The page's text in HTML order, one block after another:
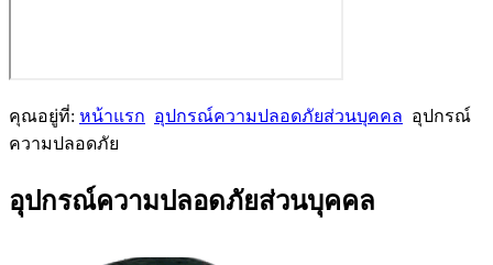
คุณอยู่ที่: หน้าแรก อุปกรณ์ความปลอดภัยส่วนบุคคล อุปกรณ์
ความปลอดภัย
อุปกรณ์ความปลอดภัยส่วนบุคคล